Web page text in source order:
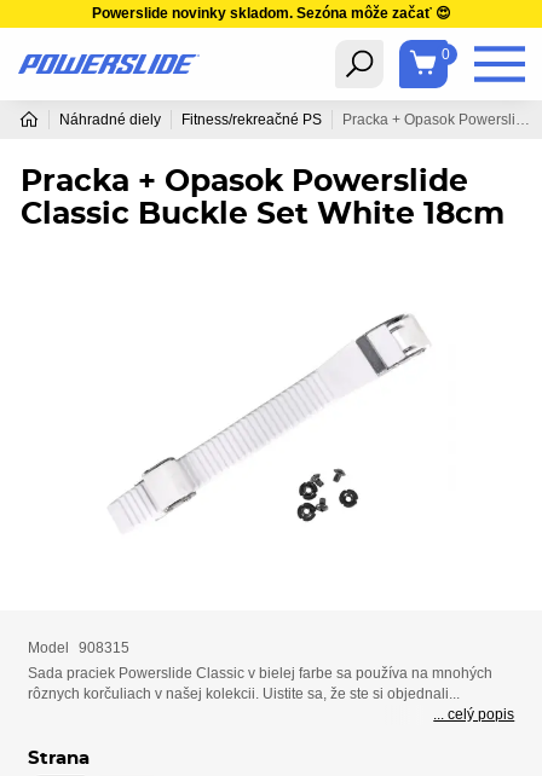
Powerslide novinky skladom. Sezóna môže začať 😍
0
Náhradné diely Fitness/rekreačné PS
Pracka + Opasok Powerslide
Classic Buckle Set White 18cm
Model
908315
Sada praciek Powerslide Classic v bielej farbe sa používa na mnohých
rôznych korčuliach v našej kolekcii. Uistite sa, že ste si objednali...
... celý popis
Strana